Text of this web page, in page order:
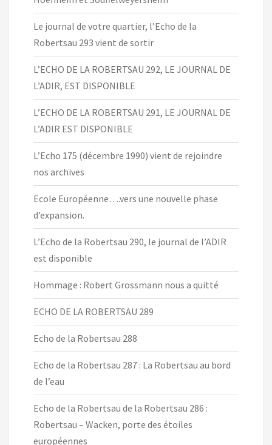
Le journal de votre quartier, l’Echo de la
Robertsau 293 vient de sortir
L’ECHO DE LA ROBERTSAU 292, LE JOURNAL DE
L’ADIR, EST DISPONIBLE
L’ECHO DE LA ROBERTSAU 291, LE JOURNAL DE
L’ADIR EST DISPONIBLE
L’Echo 175 (décembre 1990) vient de rejoindre
nos archives
Ecole Européenne….vers une nouvelle phase
d’expansion.
L’Echo de la Robertsau 290, le journal de l’ADIR
est disponible
Hommage : Robert Grossmann nous a quitté
ECHO DE LA ROBERTSAU 289
Echo de la Robertsau 288
Echo de la Robertsau 287 : La Robertsau au bord
de l’eau
Echo de la Robertsau de la Robertsau 286 :
Robertsau – Wacken, porte des étoiles
européennes